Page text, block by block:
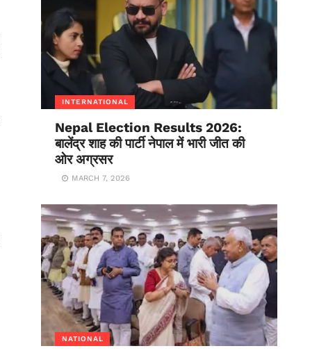
INTERNATIONAL
Nepal Election Results 2026:
बालेंद्र शाह की पार्टी नेपाल में भारी जीत की
ओर अग्रसर
MARCH 7, 2026
NATIONAL